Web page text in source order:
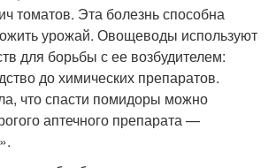
томатов. Эта болезнь способна
урожай. Овощеводы используют
для борьбы с ее возбудителем:
до химических препаратов.
что спасти помидоры можно
аптечного препарата —